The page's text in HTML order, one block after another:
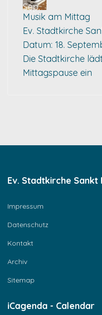
Sep.
Musik am Mittag
Ev. Stadtkirche
Datum: 18.
Die Stadtkirche
Mittagspause ein
Ev. Stadtkirche Sankt
Impressum
Datenschutz
Kontakt
Archiv
Sitemap
iCagenda - Calendar